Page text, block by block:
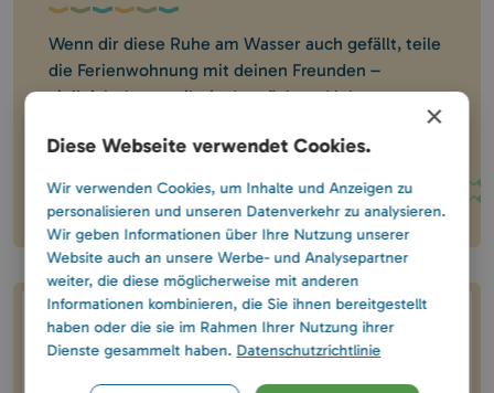
Hausdaten
130 EUR / Haus / Nacht
Wenn dir diese Ruhe am Wasser auch gefällt, teile
die Ferienwohnung mit deinen Freunden –
vielleicht kommt ihr ja das nächste Mal
Teilen
×
Diese Webseite verwendet Cookies.
Wir verwenden Cookies, um Inhalte und Anzeigen zu
personalisieren und unseren Datenverkehr zu analysieren.
Wir geben Informationen über Ihre Nutzung unserer
Website auch an unsere Werbe- und Analysepartner
weiter, die diese möglicherweise mit anderen
Informationen kombinieren, die Sie ihnen bereitgestellt
haben oder die sie im Rahmen Ihrer Nutzung ihrer
Dienste gesammelt haben. Datenschutzrichtlinie